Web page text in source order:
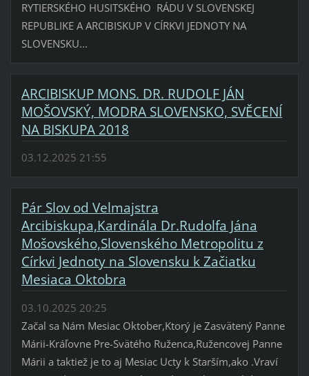
RYTIERSKÉHO HUSITSKÉHO RÁDU V SLOVENSKEJ
REPUBLIKE A ARCIBISKUP V CÍRKVI JEDNOTY NA
SLOVENSKU...
ARCIBISKUP MONS. DR. RUDOLF JÁN
MOŠOVSKÝ, MODRA SLOVENSKO, SVĚCENÍ
NA BISKUPA 2018
03.12.2025 21:55
Pár Slov od Velmajstra
Arcibiskupa,Kardinála Dr.Rudolfa Jána
Mošovského,Slovenského Metropolitu z
Církvi Jednoty na Slovensku k Začiatku
Mesiaca Oktobra
03.10.2025 20:25
Začal sa Nám Mesiac Oktober,Ktorý je Zasvätený Panne
Márii-Kráľovne Pre-Svätého Ruženca,Ružencovej Panne
Márii a taktiež je to aj Mesiac Ucty k Starším,ako .Vraví